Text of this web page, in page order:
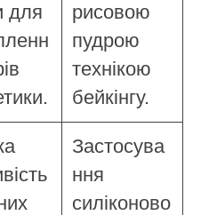
для
рисовою
пудрою
технікою
бейкінгу.
Застосува
ння
силіконово